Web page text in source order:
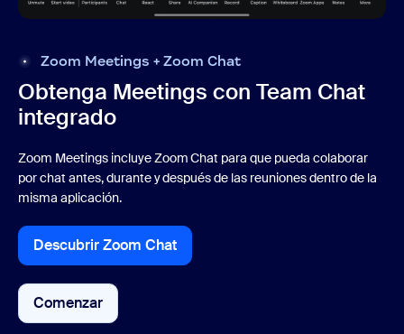
Zoom Meetings + Zoom Chat
Obtenga Meetings con Team Chat
integrado
Zoom Meetings incluye Zoom Chat para que pueda colaborar
por chat antes, durante y después de las reuniones dentro de la
misma aplicación.
Descubrir Zoom Chat
Descubrir Zoom Chat
Comenzar
Comenzar